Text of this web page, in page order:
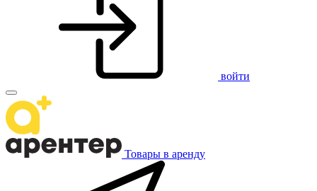
войти
Товары в аренду